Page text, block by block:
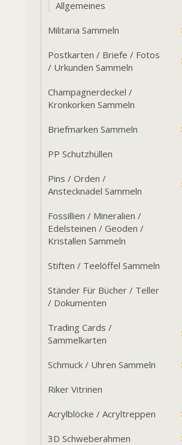
Allgemeines
Militaria Sammeln
Postkarten / Briefe / Fotos
/ Urkunden Sammeln
Champagnerdeckel /
Kronkorken Sammeln
Briefmarken Sammeln
PP Schutzhüllen
Pins / Orden /
Anstecknadel Sammeln
Fossillien / Mineralien /
Edelsteinen / Geoden /
Kristallen Sammeln
Stiften / Teelöffel Sammeln
Ständer Für Bücher / Teller
/ Dokumenten
Trading Cards /
Sammelkarten
Schmuck / Uhren Sammeln
Riker Vitrinen
Acrylblöcke / Acryltreppen
3D Schweberahmen